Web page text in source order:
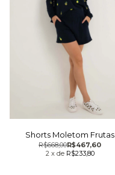
Shorts Moletom Frutas
R$467,60
R$668,00
2 x de R$233,80